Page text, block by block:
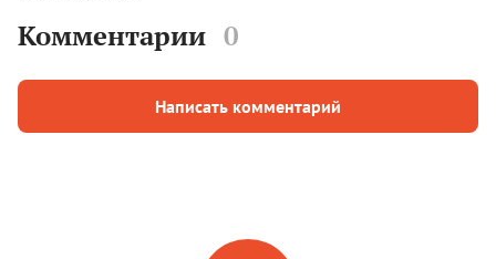
Комментарии 0
Написать комментарий